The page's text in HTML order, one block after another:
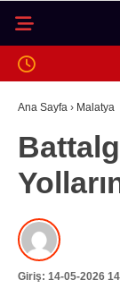
GALERİ
MALATYA
İLÇELER
ASAYIŞ
SPOR
Ana Sayfa › Malatya
Giriş: 14-05-2026